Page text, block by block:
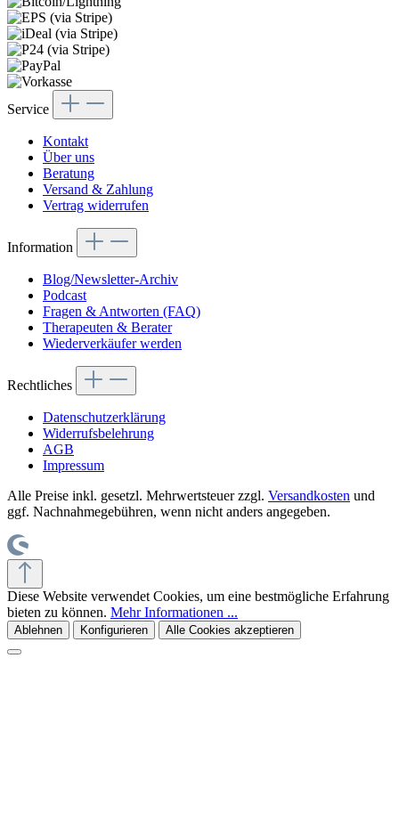
Service
Kontakt
Über uns
Beratung
Versand & Zahlung
Vertrag widerrufen
Information
Blog/Newsletter-Archiv
Podcast
Fragen & Antworten (FAQ)
Therapeuten & Berater
Wiederverkäufer werden
Rechtliches
Datenschutzerklärung
Widerrufsbelehrung
AGB
Impressum
Alle Preise inkl. gesetzl. Mehrwertsteuer zzgl. Versandkosten und
ggf. Nachnahmegebühren, wenn nicht anders angegeben.
Diese Website verwendet Cookies, um eine bestmögliche Erfahrung
bieten zu können. Mehr Informationen ...
Ablehnen Konfigurieren Alle Cookies akzeptieren